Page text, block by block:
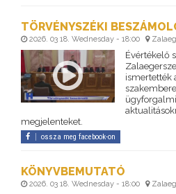
TÖRVÉNYSZÉKI
2026. 03 18. Wednesday - 18:00
Évértékelő
ismertették
megjelenteket.
ossza meg facebook-on
KÖNYVBEMUTATÓ
2026. 03 18. Wednesday - 18:00